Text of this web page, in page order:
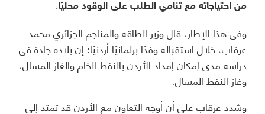
من احتياجاته مع تنامي الطلب على الوقود محليًا.
وفي هذا الإطار، قال وزير الطاقة والمناجم الجزائري محمد
عرقاب، خلال استقباله وفدًا برلمانيًا أردنيًا: إن بلاده جادة في
دراسة مدى إمكان إمداد الأردن بالنفط الخام والغاز المسال،
وغاز النفط المسال.
وشدد عرقاب على أن أوجه التعاون مع الأردن قد تمتد إلى